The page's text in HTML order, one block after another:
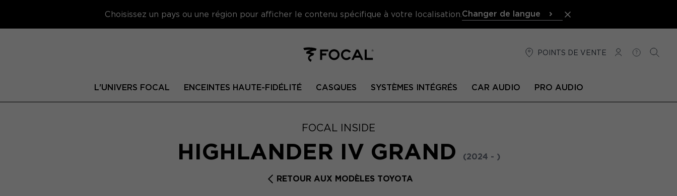
Choisissez un pays ou une région pour afficher le contenu spécifique à votre localisation. Changer de langue
POINTS DE VENTE
CONNEXION
AIDE
L'UNIVERS FOCAL ENCEINTES HAUTE-FIDÉLITÉ CASQUES SYSTÈMES INTÉGRÉS CAR AUDIO PRO AUDIO
FOCAL INSIDE
HIGHLANDER IV GRAND (2024 - )
RETOUR AUX MODÈLES TOYOTA